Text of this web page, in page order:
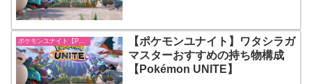
ポケモンユナイト【Pokémon UNITE】
【ポケモンユナイト】ワタシラガ
マスターおすすめの持ち物構成
【Pokémon UNITE】